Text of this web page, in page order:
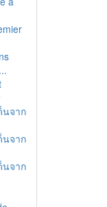
จาก
จาก
จาก